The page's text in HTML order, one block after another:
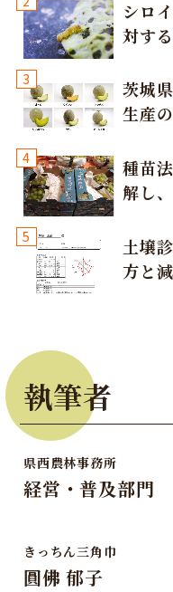
シロ
対す
3
茨城
生産
4
種苗
解し
意し
5
土壌
方と
執筆者
県西農林事務所
経営・普及部門
きっちん三角巾
圓佛 郁子